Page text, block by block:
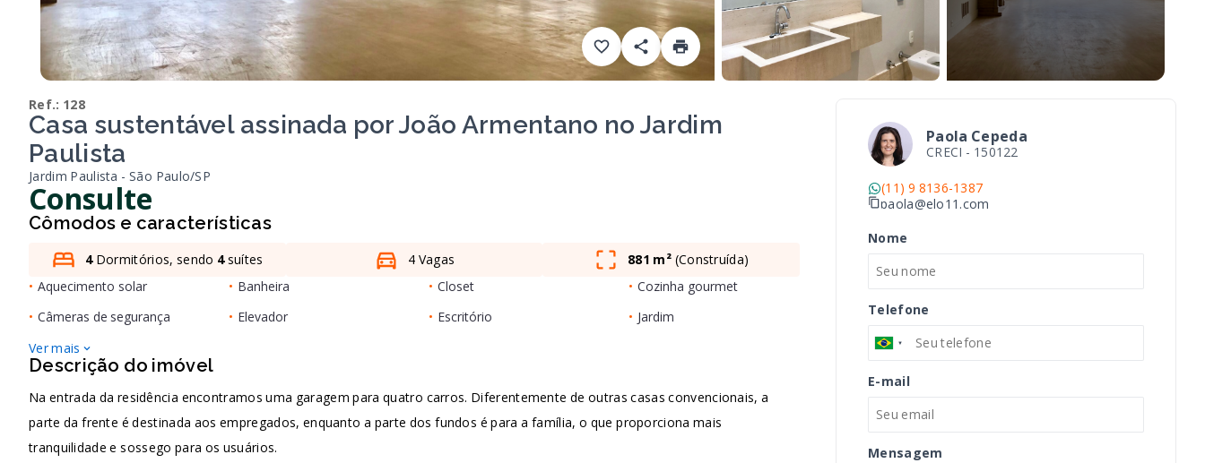
Ref.: 128
Casa sustentável assinada por João Armentano no Jardim
Paulista
Jardim Paulista - São Paulo/SP
Consulte
Cômodos e características
4Dormitórios, sendo 4suítes 4 Vagas 881 m² (Construída)
• Aquecimento solar • Banheira • Closet • Cozinha gourmet
• Câmeras de segurança • Elevador • Escritório • Jardim
Ver mais
Descrição do imóvel
Na entrada da residência encontramos uma garagem para quatro carros. Diferentemente de outras casas convencionais, a
parte da frente é destinada aos empregados, enquanto a parte dos fundos é para a família, o que proporciona mais
tranquilidade e sossego para os usuários.
Paola Cepeda
CRECI - 150122
(11) 9 8136-1387
paola@elo11.com
Nome
Telefone
E-mail
Mensagem